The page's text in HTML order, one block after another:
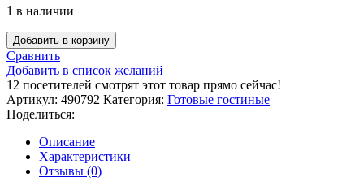
1 в наличии
Добавить в корзину
Сравнить
Добавить в список желаний
12 посетителей смотрят этот товар прямо сейчас!
Артикул: 490792 Категория: Готовые гостиные
Поделиться:
Описание
Характеристики
Отзывы (0)